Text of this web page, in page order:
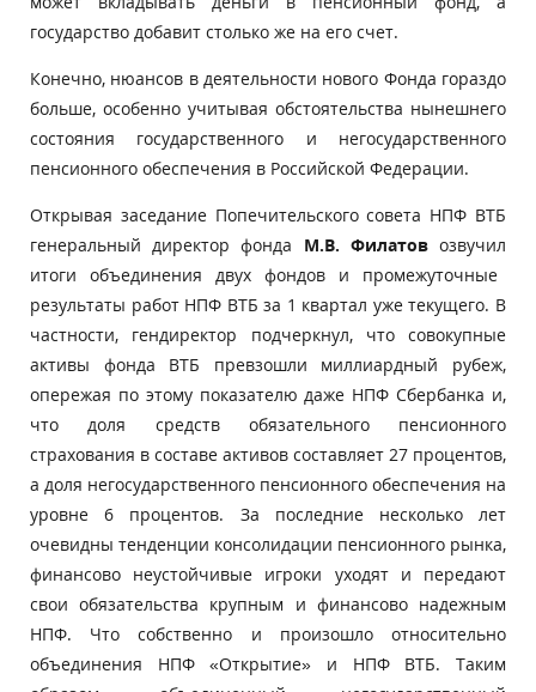
государство добавит столько же на его счет.
Конечно, нюансов в деятельности нового Фонда гораздо
больше, особенно учитывая обстоятельства нынешнего
состояния государственного и негосударственного
пенсионного обеспечения в Российской Федерации.
Открывая заседание Попечительского совета НПФ ВТБ
генеральный директор фонда М.В. Филатовозвучил
итоги объединения двух фондов и промежуточные
результаты работ НПФ ВТБ за 1 квартал уже текущего. В
частности, гендиректор подчеркнул, что совокупные
активы фонда ВТБ превзошли миллиардный рубеж,
опережая по этому показателю даже НПФ Сбербанка и,
что доля средств обязательного пенсионного
страхования в составе активов составляет 27 процентов,
а доля негосударственного пенсионного обеспечения на
уровне 6 процентов. За последние несколько лет
очевидны тенденции консолидации пенсионного рынка,
финансово неустойчивые игроки уходят и передают
свои обязательства крупным и финансово надежным
НПФ. Что собственно и произошло относительно
объединения НПФ «Открытие» и НПФ ВТБ. Таким